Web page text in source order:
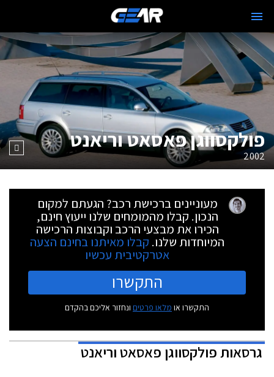
פולקסווגן פאסאט וריאנט
2002
מעוניינים ברכישת רכב? הגעתם למקום
הנכון. קבלו מהמומחים שלנו ייעוץ חינם,
הכירו את מבצעי הרכב וקבוצות הרכישה
המיוחדות שלנו. קבלו מאיתנו בחינם הצעה
אטרקטיבית עכשיו
התקשרו
התקשרו או מלאו פרטים ונחזור אליכם בהקדם
גרסאותפולקסווגן פאסאט וריאנט